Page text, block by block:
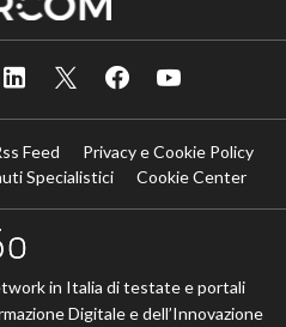
Feed
Privacy e Cookie Policy
Specialistici
Cookie Center
in Italia di testate e portali
Digitale e dell’Innovazione